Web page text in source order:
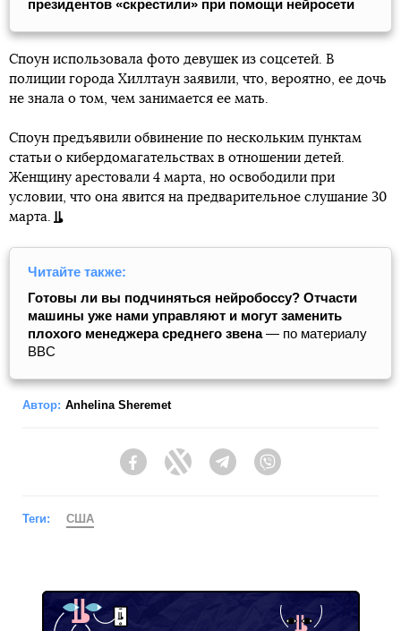
президентов «скрестили» при помощи нейросети
Споун использовала фото девушек из соцсетей. В
полиции города Хиллтаун заявили, что, вероятно, ее дочь
не знала о том, чем занимается ее мать.
Споун предъявили обвинение по нескольким пунктам
статьи о кибердомагательствах в отношении детей.
Женщину арестовали 4 марта, но освободили при
условии, что она явится на предварительное слушание 30
марта.
Читайте также:
Готовы ли вы подчиняться нейробоссу? Отчасти
машины уже нами управляют и могут заменить
плохого менеджера среднего звена— по материалу
BBC
Автор: Anhelina Sheremet
FacebookTwitter Telegram
Теги: США